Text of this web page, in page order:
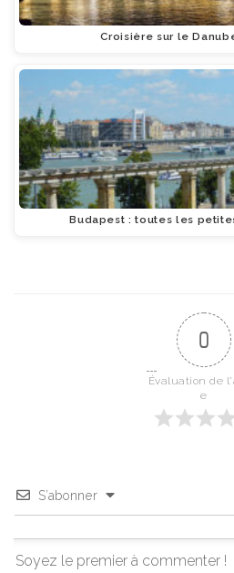
Croisière sur le
Budapest : toutes les
0
Évaluation de
e
S’abonner